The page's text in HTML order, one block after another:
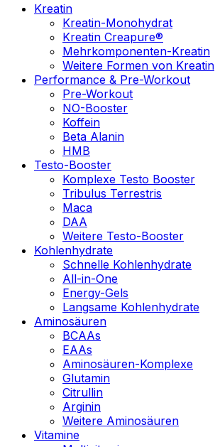
Kreatin
Kreatin-Monohydrat
Kreatin Creapure®
Mehrkomponenten-Kreatin
Weitere Formen von Kreatin
Performance & Pre-Workout
Pre-Workout
NO-Booster
Koffein
Beta Alanin
HMB
Testo-Booster
Komplexe Testo Booster
Tribulus Terrestris
Maca
DAA
Weitere Testo-Booster
Kohlenhydrate
Schnelle Kohlenhydrate
All-in-One
Energy-Gels
Langsame Kohlenhydrate
Aminosäuren
BCAAs
EAAs
Aminosäuren-Komplexe
Glutamin
Citrullin
Arginin
Weitere Aminosäuren
Vitamine